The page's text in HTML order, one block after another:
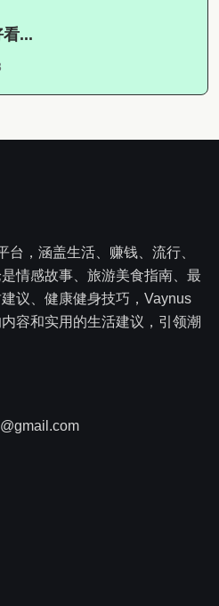
...
，涵盖生活、赚钱、流行、
情感故事、旅游美食指南、最
议、健康健身技巧，Vaynus
容和实用的生活建议，引领潮